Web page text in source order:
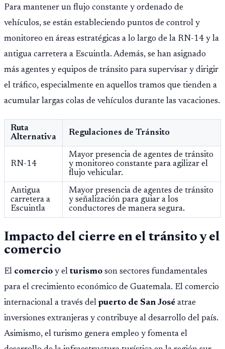
Para mantener un flujo constante y ordenado de
vehículos, se están estableciendo puntos de control y
monitoreo en áreas estratégicas a lo largo de la RN-14 y la
antigua carretera a Escuintla. Además, se han asignado
más agentes y equipos de tránsito para supervisar y dirigir
el tráfico, especialmente en aquellos tramos que tienden a
acumular largas colas de vehículos durante las vacaciones.
Ruta
Alternativa
Regulaciones de Tránsito
RN-14
Mayor presencia de agentes de tránsito
y monitoreo constante para agilizar el
flujo vehicular.
Antigua
carretera a
Escuintla
Mayor presencia de agentes de tránsito
y señalización para guiar a los
conductores de manera segura.
Impacto del cierre en el tránsito y el
comercio
El comercio y elturismo son sectores fundamentales
para el crecimiento económico de Guatemala. El comercio
internacional a través del puerto de San José atrae
inversiones extranjeras y contribuye al desarrollo del país.
Asimismo, el turismo genera empleo y fomenta el